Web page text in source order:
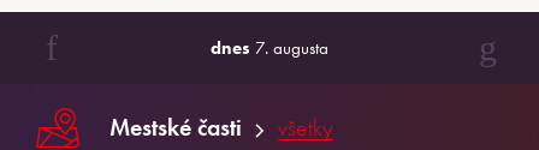
dnes 7. augusta
Mestské časti všetky